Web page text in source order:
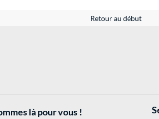
Retour au début
là pour vous !